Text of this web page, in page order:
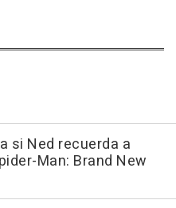
si Ned recuerda a
Man: Brand New